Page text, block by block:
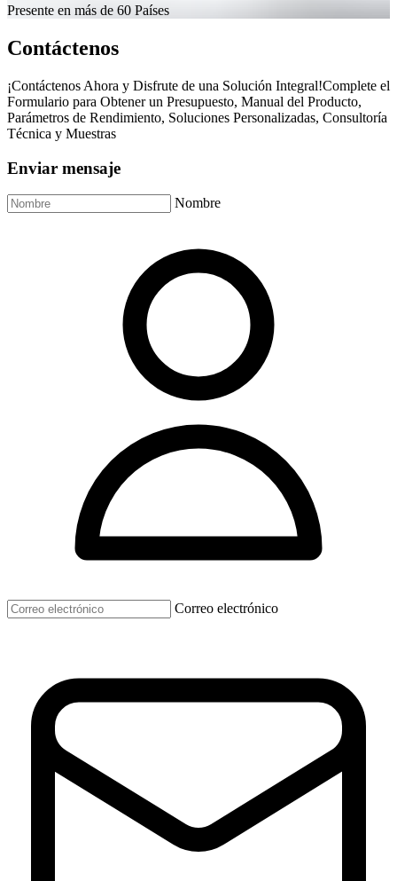
Presente en más de 60 Países
Contáctenos
¡Contáctenos Ahora y Disfrute de una Solución Integral!Complete el
Formulario para Obtener un Presupuesto, Manual del Producto,
Parámetros de Rendimiento, Soluciones Personalizadas, Consultoría
Técnica y Muestras
Enviar mensaje
Nombre
Correo electrónico